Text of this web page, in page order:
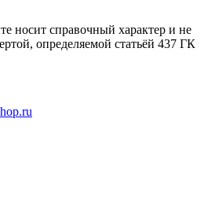
носит справочный характер и не
определяемой статьёй 437 ГК